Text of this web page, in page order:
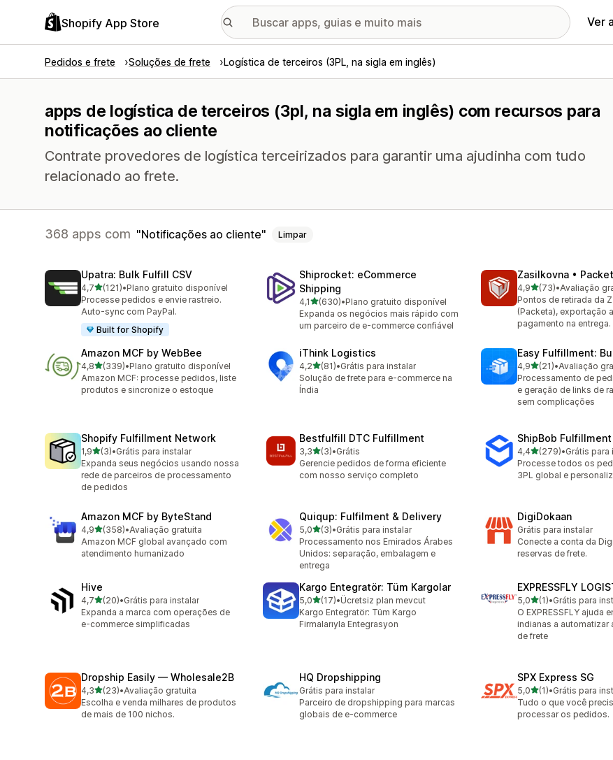
Shopify App Store Ver
Pedidos e frete Soluções de frete Logística de terceiros (3PL, na sigla em inglês)
apps de logística de terceiros (3pl, na sigla em inglês) com recursos para
notificações ao cliente
Contrate provedores de logística terceirizados para garantir uma ajudinha com tudo
relacionado ao frete.
368 apps com Notificações ao cliente Limpar
Upatra: Bulk Fulfill CSV
4,7de 5 estrelas
(121)
121 avaliações ao todo
•Plano gratuito disponível
Processe pedidos e envie rastreio.
Auto-sync com PayPal.
Built for Shopify
Shiprocket: eCommerce
Shipping
4,1de 5 estrelas
(630)
630 avaliações ao todo
•Plano gratuito disponível
Expanda os negócios mais rápido com
um parceiro de e-commerce confiável
Zasilkovna •
4,9de 5 estrelas
(73)
73 avaliações ao todo
•Avaliação
Pontos de retirada da
(Packeta), exportação
pagamento na entrega.
Amazon MCF by WebBee
4,8de 5 estrelas
(339)
339 avaliações ao todo
•Plano gratuito disponível
Amazon MCF: processe pedidos, liste
produtos e sincronize o estoque
iThink Logistics
4,2de 5 estrelas
(81)
81 avaliações ao todo
•Grátis para instalar
Solução de frete para e-commerce na
Índia
Easy Fulfillment:
4,9de 5 estrelas
(21)
21 avaliações ao todo
•Avaliação
Processamento de
e geração de links de
sem complicações
Shopify Fulfillment Network
1,9de 5 estrelas
(3)
3 avaliações ao todo
•Grátis para instalar
Expanda seus negócios usando nossa
rede de parceiros de processamento
de pedidos
Bestfulfill DTC Fulfillment
3,3de 5 estrelas
(3)
3 avaliações ao todo
•Grátis
Gerencie pedidos de forma eficiente
com nosso serviço completo
ShipBob Fulfillment
4,4de 5 estrelas
(279)
279 avaliações ao todo
•Grátis para
Processe todos os
3PL global e
Amazon MCF by ByteStand
4,9de 5 estrelas
(358)
358 avaliações ao todo
•Avaliação gratuita
Amazon MCF global avançado com
atendimento humanizado
Quiqup: Fulfilment & Delivery
5,0de 5 estrelas
(3)
3 avaliações ao todo
•Grátis para instalar
Processamento nos Emirados Árabes
Unidos: separação, embalagem e
entrega
DigiDokaan
Grátis para instalar
Conecte a conta da
reservas de frete.
Hive
4,7de 5 estrelas
(20)
20 avaliações ao todo
•Grátis para instalar
Expanda a marca com operações de
e-commerce simplificadas
Kargo Entegratör: Tüm Kargolar
5,0de 5 estrelas
(17)
17 avaliações ao todo
•Ücretsiz plan mevcut
Kargo Entegratör: Tüm Kargo
Firmalarıyla Entegrasyon
EXPRESSFLY
5,0de 5 estrelas
(1)
1 avaliações ao todo
•Grátis para
O EXPRESSFLY ajuda
indianas a automatizar
de frete
Dropship Easily — Wholesale2B
4,3de 5 estrelas
(23)
23 avaliações ao todo
•Avaliação gratuita
Escolha e venda milhares de produtos
de mais de 100 nichos.
HQ Dropshipping
Grátis para instalar
Parceiro de dropshipping para marcas
globais de e-commerce
SPX Express SG
5,0de 5 estrelas
(1)
1 avaliações ao todo
•Grátis para
Tudo o que você
processar os pedidos.